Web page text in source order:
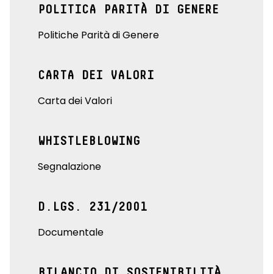
POLITICA PARITÀ DI GENERE
Politiche Parità di Genere
CARTA DEI VALORI
Carta dei Valori
WHISTLEBLOWING
Segnalazione
D.LGS. 231/2001
Documentale